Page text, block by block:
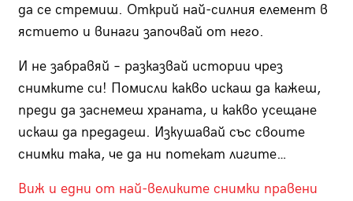
да се стремиш. Открий най-силния елемент в
ястието и винаги започвай от него.
И не забравяй – разказвай истории чрез
снимките си! Помисли какво искаш да кажеш,
преди да заснемеш храната, и какво усещане
искаш да предадеш. Изкушавай със своите
снимки така, че да ни потекат лигите…
Виж и едни от най-великите снимки правени